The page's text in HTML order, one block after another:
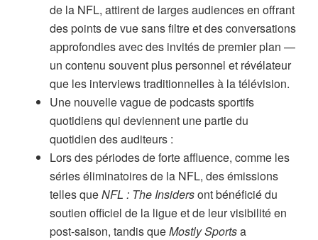
de la NFL, attirent de larges audiences en offrant
des points de vue sans filtre et des conversations
approfondies avec des invités de premier plan —
un contenu souvent plus personnel et révélateur
que les interviews traditionnelles à la télévision.
Une nouvelle vague de podcasts sportifs
quotidiens qui deviennent une partie du
quotidien des auditeurs :
Lors des périodes de forte affluence, comme les
séries éliminatoires de la NFL, des émissions
telles queNFL : The Insidersont bénéficié du
soutien officiel de la ligue et de leur visibilité en
post-saison, tandis queMostly Sportsa